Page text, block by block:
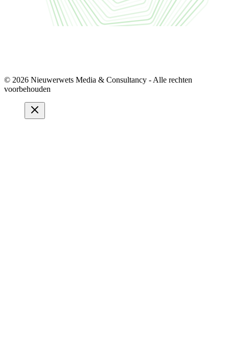
© 2026 Nieuwerwets Media & Consultancy - Alle rechten
voorbehouden